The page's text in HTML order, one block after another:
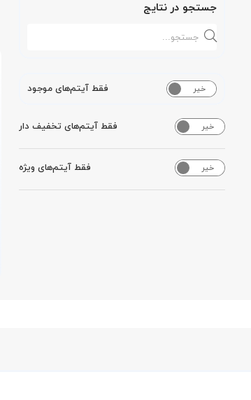
جستجو در نتایج
خیر فقط آیتم‌های موجود
خیر فقط آیتم‌های تخفیف دار
خیر فقط آیتم‌های ویژه